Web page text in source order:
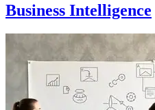
Business Intelligence